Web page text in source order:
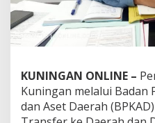
KUNINGAN ONLINE –
Kuningan melalui Badan
dan Aset Daerah